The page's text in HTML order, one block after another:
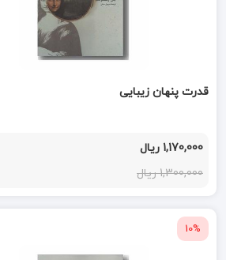
قدرت پنهان زیبایی
1,170,000 ریال
1,300,000 ریال
10%